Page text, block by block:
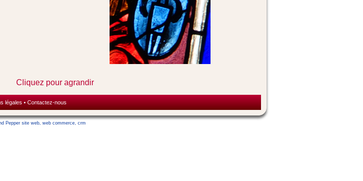
Cliquez pour agrandir
légales • Contactez-nous
Pepper site web, web commerce, crm